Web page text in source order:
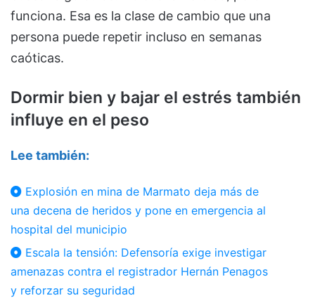
funciona. Esa es la clase de cambio que una
persona puede repetir incluso en semanas
caóticas.
Dormir bien y bajar el estrés también
influye en el peso
Lee también:
Explosión en mina de Marmato deja más de
una decena de heridos y pone en emergencia al
hospital del municipio
Escala la tensión: Defensoría exige investigar
amenazas contra el registrador Hernán Penagos
y reforzar su seguridad